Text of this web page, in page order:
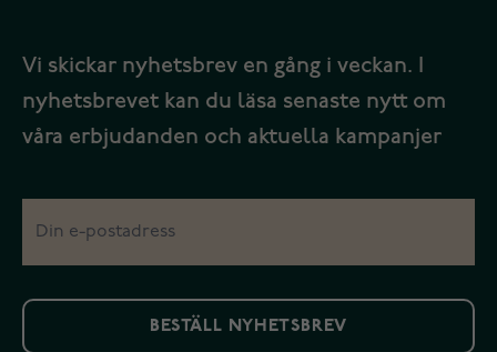
Vi skickar nyhetsbrev en gång i veckan. I
nyhetsbrevet kan du läsa senaste nytt om
våra erbjudanden och aktuella kampanjer
BESTÄLL NYHETSBREV